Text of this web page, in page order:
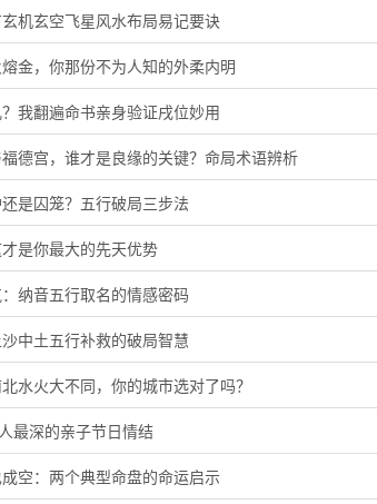
机玄空飞星风水布局易记要诀
金，你那份不为人知的外柔内明
我翻遍命书亲身验证戌位妙用
德宫，谁才是良缘的关键？命局术语辨析
是囚笼？五行破局三步法
是你最大的先天优势
纳音五行取名的情感密码
中土五行补救的破局智慧
水火大不同，你的城市选对了吗？
最深的亲子节日情结
空：两个典型命盘的命运启示